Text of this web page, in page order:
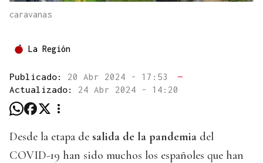
caravanas
La Región
Publicado: 20 Abr 2024 - 17:53
—
Actualizado: 24 Abr 2024 - 14:20
Desde la etapa de salida de la pandemia del
COVID-19 han sido muchos los españoles que han